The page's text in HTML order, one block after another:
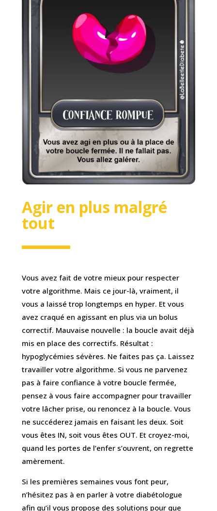
Agir en plus malgré
tout
Vous avez fait de votre mieux pour respecter
votre algorithme. Mais ce jour-là, vraiment, il
vous a laissé trop longtemps en hyper. Et vous
avez craqué en agissant en plus via un bolus
correctif. Mauvaise nouvelle : la boucle avait déjà
mis en place des correctifs. Résultat :
hypoglycémies sévères. Ne faites pas ça. Laissez
travailler votre algorithme. Si vous ne parvenez
pas à faire confiance à votre boucle fermée,
pensez à vous faire accompagner pour travailler
votre lâcher prise, ou renoncez à la boucle. Vous
ne succéderez jamais en faisant les deux. Soit
vous êtes IN, soit vous êtes OUT. Et croyez-moi,
quand les portes de l’enfer s’ouvrent, on regrette
amèrement.
Si les premières semaines vous font peur,
n’hésitez pas à en parler à votre diabétologue
afin qu’il vous propose des solutions pour que